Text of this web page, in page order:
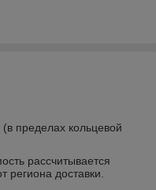
пределах кольцевой
рассчитывается
региона доставки.